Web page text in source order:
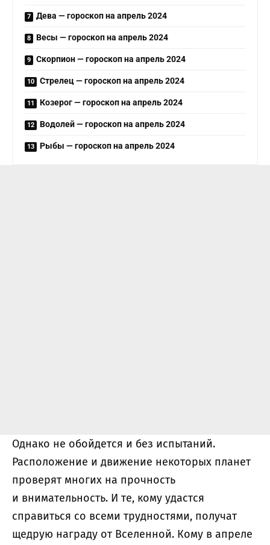
Дева — гороскоп на апрель 2024
Весы — гороскоп на апрель 2024
Скорпион — гороскоп на апрель 2024
Стрелец — гороскоп на апрель 2024
Козерог — гороскоп на апрель 2024
Водолей — гороскоп на апрель 2024
Рыбы — гороскоп на апрель 2024
Однако не обойдется и без испытаний.
Расположение и движение некоторых планет
проверят многих на прочность
и внимательность. И те, кому удастся
справиться со всеми трудностями, получат
щедрую награду от Вселенной. Кому в апреле